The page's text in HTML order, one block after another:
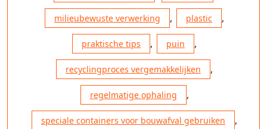
milieubewuste verwerking , plastic ,
praktische tips , puin ,
recyclingproces vergemakkelijken ,
regelmatige ophaling ,
speciale containers voor bouwafval gebruiken ,